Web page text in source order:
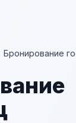
Бронирование